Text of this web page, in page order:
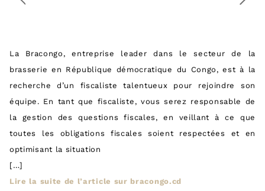
La Bracongo, entreprise leader dans le secteur de la
brasserie en République démocratique du Congo, est à la
recherche d’un fiscaliste talentueux pour rejoindre son
équipe. En tant que fiscaliste, vous serez responsable de
la gestion des questions fiscales, en veillant à ce que
toutes les obligations fiscales soient respectées et en
optimisant la situation
[…]
Lire la suite de l’article sur bracongo.cd